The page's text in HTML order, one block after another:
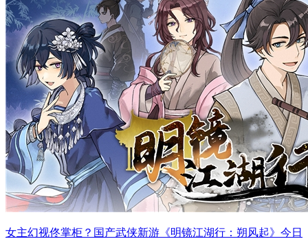
女主幻视佟掌柜？国产武侠新游《明镜江湖行：朔风起》今日